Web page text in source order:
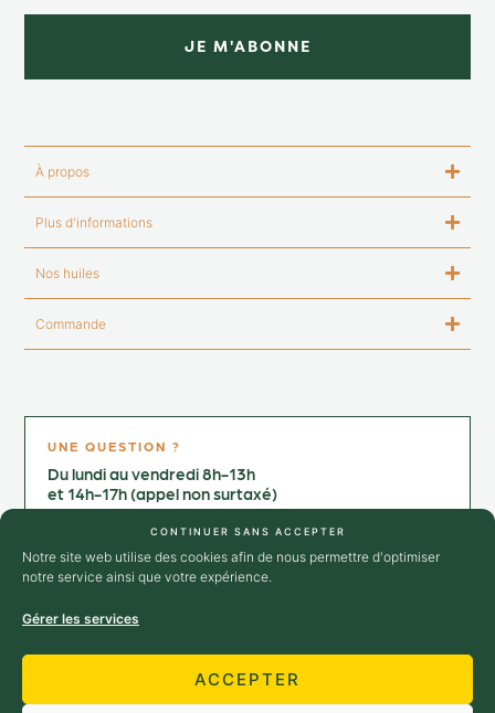
Notre site web utilise des cookies afin de nous permettre d'optimiser
notre service ainsi que votre expérience.
Gérer les services
ACCEPTER
CONTINUER SANS ACCEPTER
JE M'ABONNE
À propos
Plus d'informations
Nos huiles
Commande
UNE QUESTION ?
Du lundi au vendredi 8h-13h
et 14h-17h (appel non surtaxé)
+33 4 75 25 02 64
→ Nous contacter